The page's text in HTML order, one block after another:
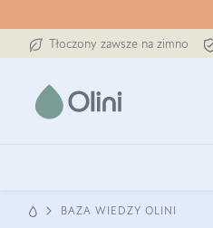
Tłoczony zawsze na zimno
BAZA WIEDZY OLINI